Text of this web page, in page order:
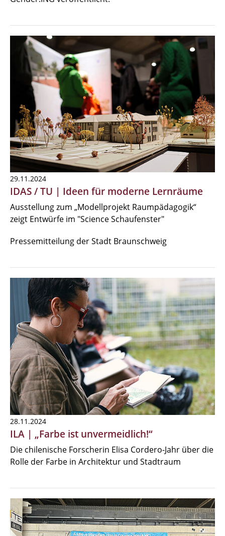
29.11.2024
IDAS / TU | Ideen für moderne Lernräume
Ausstellung zum „Modellprojekt Raumpädagogik“
zeigt Entwürfe im "Science Schaufenster"
Pressemitteilung der Stadt Braunschweig
28.11.2024
ILA | „Farbe ist unvermeidlich!“
Die chilenische Forscherin Elisa Cordero-Jahr über die
Rolle der Farbe in Architektur und Stadtraum